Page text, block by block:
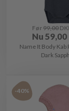
Før99,00
Nu59,00
Name It Body Kab
Dark
-40%